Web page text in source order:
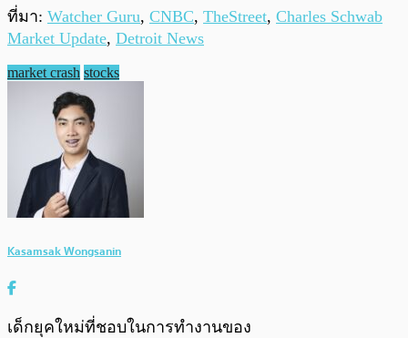
ที่มา: Watcher Guru, CNBC, TheStreet, Charles Schwab
Market Update, Detroit News
market crash stocks
Kasamsak Wongsanin
เด็กยุคใหม่ที่ชอบในการทำงานของ